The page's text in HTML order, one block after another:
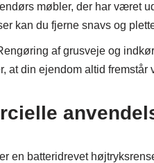
møbler, der har været
kan du fjerne snavs og
af grusveje og
at din ejendom altid fremstår
er en batteridrevet